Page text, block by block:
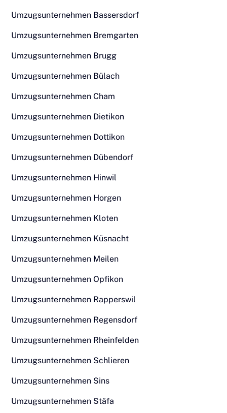
Umzugsunternehmen Bassersdorf
Umzugsunternehmen Bremgarten
Umzugsunternehmen Brugg
Umzugsunternehmen Bülach
Umzugsunternehmen Cham
Umzugsunternehmen Dietikon
Umzugsunternehmen Dottikon
Umzugsunternehmen Dübendorf
Umzugsunternehmen Hinwil
Umzugsunternehmen Horgen
Umzugsunternehmen Kloten
Umzugsunternehmen Küsnacht
Umzugsunternehmen Meilen
Umzugsunternehmen Opfikon
Umzugsunternehmen Rapperswil
Umzugsunternehmen Regensdorf
Umzugsunternehmen Rheinfelden
Umzugsunternehmen Schlieren
Umzugsunternehmen Sins
Umzugsunternehmen Stäfa